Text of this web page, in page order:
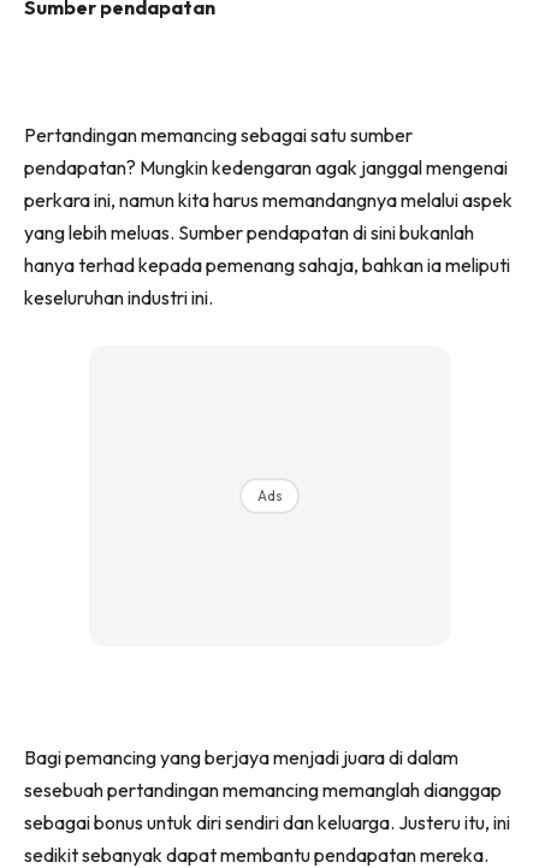
Sumber pendapatan
Pertandingan memancing sebagai satu sumber
pendapatan? Mungkin kedengaran agak janggal mengenai
perkara ini, namun kita harus memandangnya melalui aspek
yang lebih meluas. Sumber pendapatan di sini bukanlah
hanya terhad kepada pemenang sahaja, bahkan ia meliputi
keseluruhan industri ini.
Ads
Bagi pemancing yang berjaya menjadi juara di dalam
sesebuah pertandingan memancing memanglah dianggap
sebagai bonus untuk diri sendiri dan keluarga. Justeru itu, ini
sedikit sebanyak dapat membantu pendapatan mereka.